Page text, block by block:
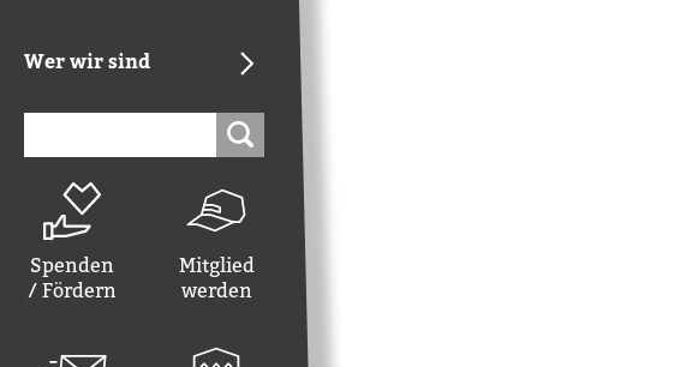
Wer wir sind
Spenden
/ Fördern
Mitglied
werden